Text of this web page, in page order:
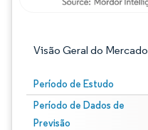
Visão Geral do Mercado
Período de Estudo
Período de Dados de
Previsão